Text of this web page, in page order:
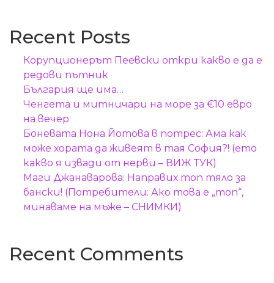
Recent Posts
Корупционерът Пеевски откри какво е да е
редови пътник
България ще има…
Ченгета и митничари на море за €10 евро
на вечер
Боневата Нона Йотова в потрес: Ама как
може хората да живеят в тая София?! (ето
какво я извади от нерви – ВИЖ ТУК)
Маги Джанаварова: Направих топ тяло за
бански! (Потребители: Ако това е „топ“,
минаваме на мъже – СНИМКИ)
Recent Comments